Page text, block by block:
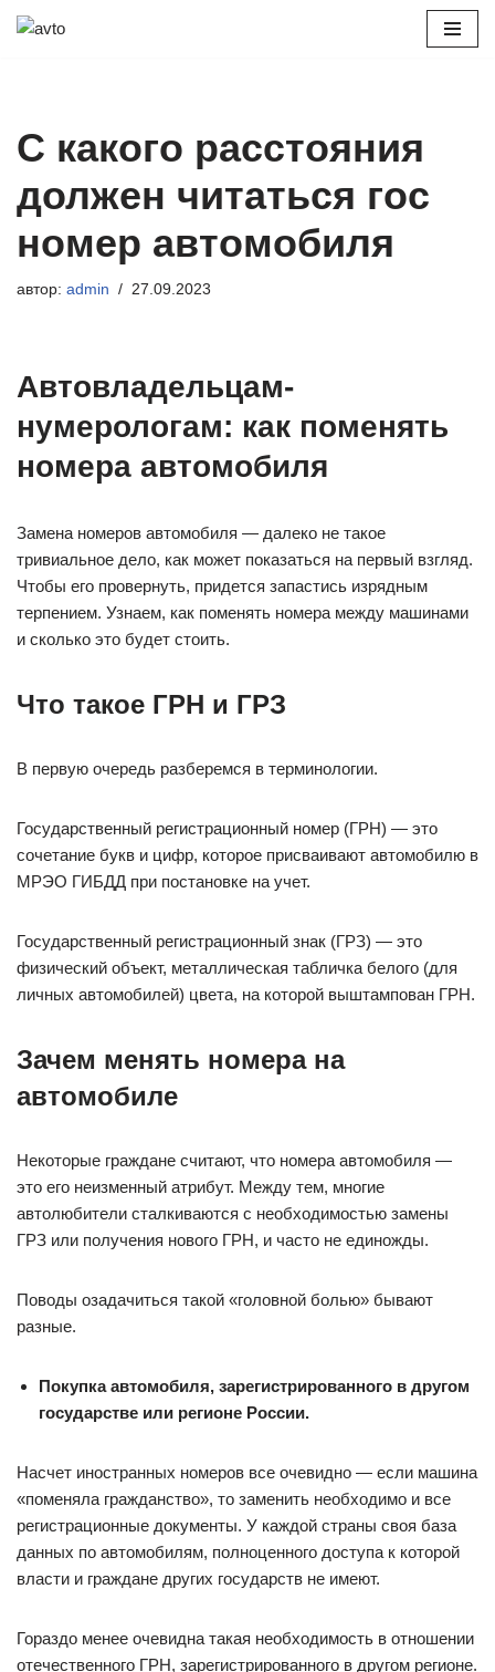
С какого расстояния
должен читаться гос
номер автомобиля
автор: admin 27.09.2023
Автовладельцам-
нумерологам: как поменять
номера автомобиля
Замена номеров автомобиля — далеко не такое
тривиальное дело, как может показаться на первый взгляд.
Чтобы его провернуть, придется запастись изрядным
терпением. Узнаем, как поменять номера между машинами
и сколько это будет стоить.
Что такое ГРН и ГРЗ
В первую очередь разберемся в терминологии.
Государственный регистрационный номер (ГРН) — это
сочетание букв и цифр, которое присваивают автомобилю в
МРЭО ГИБДД при постановке на учет.
Государственный регистрационный знак (ГРЗ) — это
физический объект, металлическая табличка белого (для
личных автомобилей) цвета, на которой выштампован ГРН.
Зачем менять номера на
автомобиле
Некоторые граждане считают, что номера автомобиля —
это его неизменный атрибут. Между тем, многие
автолюбители сталкиваются с необходимостью замены
ГРЗ или получения нового ГРН, и часто не единожды.
Поводы озадачиться такой «головной болью» бывают
разные.
Покупка автомобиля, зарегистрированного в другом
государстве или регионе России.
Насчет иностранных номеров все очевидно — если машина
«поменяла гражданство», то заменить необходимо и все
регистрационные документы. У каждой страны своя база
данных по автомобилям, полноценного доступа к которой
власти и граждане других государств не имеют.
Гораздо менее очевидна такая необходимость в отношении
отечественного ГРН, зарегистрированного в другом регионе.